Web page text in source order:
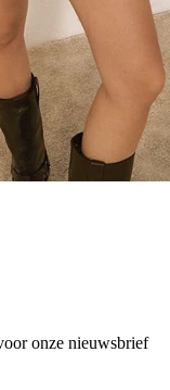
onze nieuwsbrief